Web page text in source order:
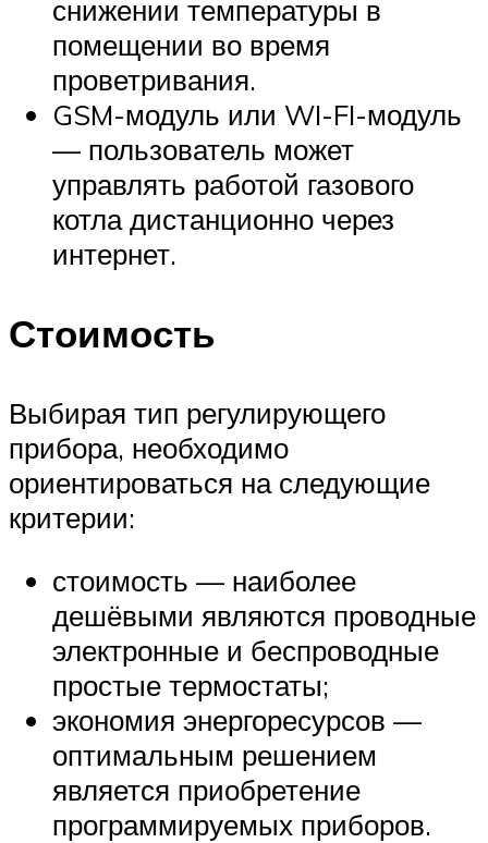
снижении температуры в
помещении во время
проветривания.
GSM-модуль или WI-FI-модуль
— пользователь может
управлять работой газового
котла дистанционно через
интернет.
Стоимость
Выбирая тип регулирующего
прибора, необходимо
ориентироваться на следующие
критерии:
стоимость — наиболее
дешёвыми являются проводные
электронные и беспроводные
простые термостаты;
экономия энергоресурсов —
оптимальным решением
является приобретение
программируемых приборов.